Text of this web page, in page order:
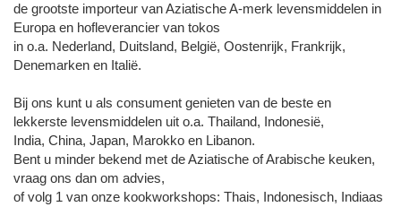
de grootste importeur van Aziatische A-merk levensmiddelen in
Europa en hofleverancier van tokos
in o.a. Nederland, Duitsland, België, Oostenrijk, Frankrijk,
Denemarken en Italië.
Bij ons kunt u als consument genieten van de beste en
lekkerste levensmiddelen uit o.a. Thailand, Indonesië,
India, China, Japan, Marokko en Libanon.
Bent u minder bekend met de Aziatische of Arabische keuken,
vraag ons dan om advies,
of volg 1 van onze kookworkshops: Thais, Indonesisch, Indiaas